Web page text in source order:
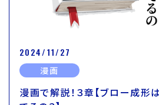
2024/11/27
漫画
漫画で解説！３章【ブロー成形